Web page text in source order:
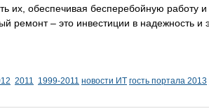
их, обеспечивая бесперебойную работу
ремонт – это инвестиции в надежность и
2011 1999-2011 новости ИТ гость портала 2013